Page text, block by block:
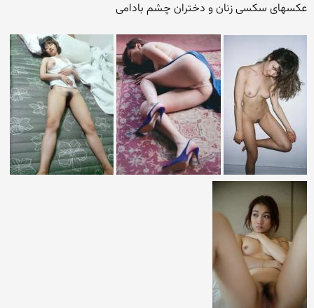
عکسهای سکسی زنان و دختران چشم بادامی